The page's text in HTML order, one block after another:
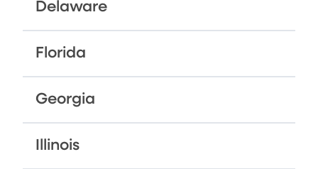
Delaware
Florida
Georgia
Illinois